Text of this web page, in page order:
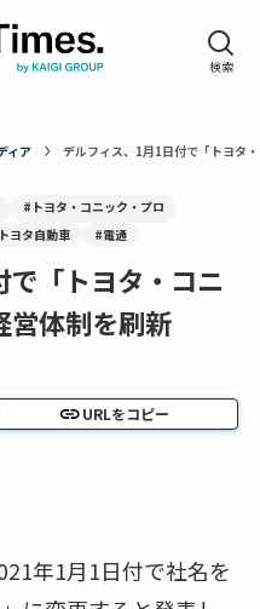
ィア デルフィス、1月1日付で「トヨタ
#トヨタ・コニック・プロ
ヨタ自動車 #電通
「トヨタ・コニ
営体制を刷新
URLをコピー
年1月1日付で社名を